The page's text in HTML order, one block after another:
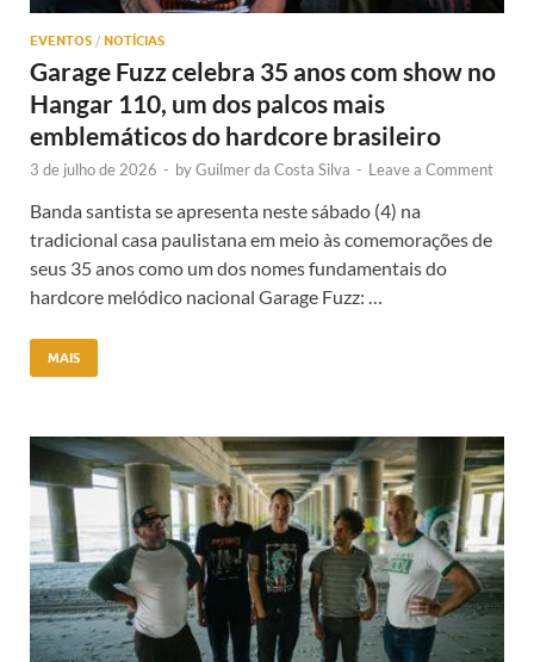
EVENTOS / NOTÍCIAS
Garage Fuzz celebra 35 anos com show no
Hangar 110, um dos palcos mais
emblemáticos do hardcore brasileiro
3 de julho de 2026 - byGuilmer da Costa Silva - Leave a Comment
Banda santista se apresenta neste sábado (4) na
tradicional casa paulistana em meio às comemorações de
seus 35 anos como um dos nomes fundamentais do
hardcore melódico nacional Garage Fuzz: …
MAIS